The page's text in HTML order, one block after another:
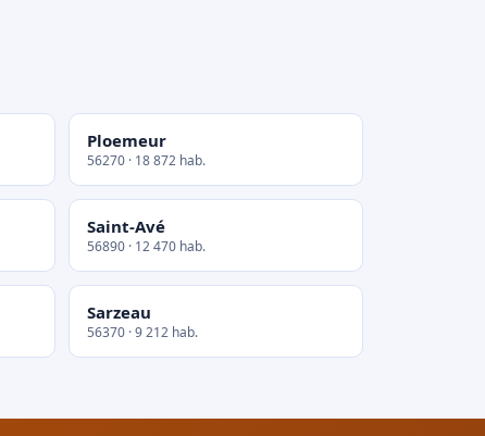
Ploemeur
56270 · 18 872 hab.
Saint-Avé
56890 · 12 470 hab.
Sarzeau
56370 · 9 212 hab.